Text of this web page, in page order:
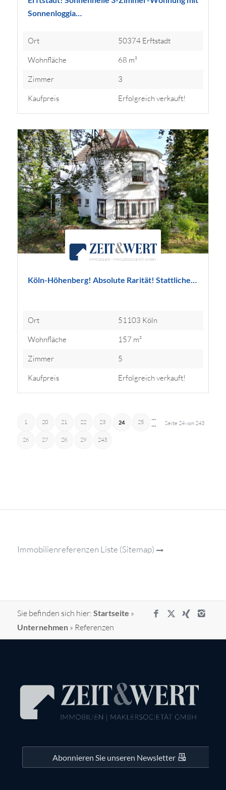
Sonnenloggia…
Ort
50374 Erftstadt
Wohnfläche
68 m²
Zimmer
3
Kaufpreis
Erfolgreich verkauft!
Köln-Höhenberg! Absolute Rarität! Stattliche…
Ort
51103 Köln
Wohnfläche
157 m²
Zimmer
5
Kaufpreis
Erfolgreich verkauft!
Seite 24 von 243
1 ...
20 21 22 23 24 25
26 27 28 29
...
243
Immobilienreferenzen Liste (Sitemap)
Sie befinden sich hier: Startseite »
Unternehmen» Referenzen
Abonnieren Sie unseren Newsletter